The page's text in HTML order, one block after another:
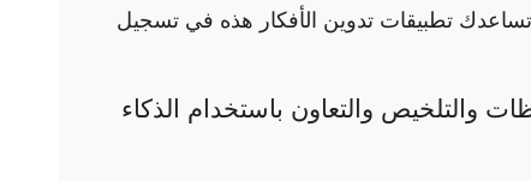
تساعدك تطبيقات تدوين الأفكار هذه في تسجيل
والتلخيص والتعاون باستخدام الذكاء